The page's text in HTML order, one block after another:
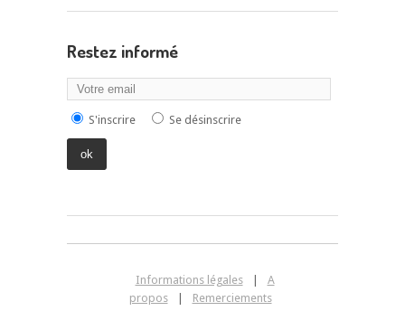
Restez informé
S'inscrire Se désinscrire
Informations légales
A
propos
Remerciements